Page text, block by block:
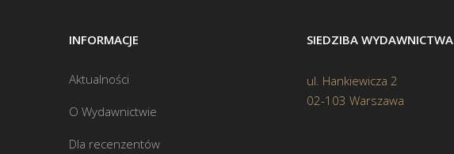
INFORMACJE
Aktualności
O Wydawnictwie
Dla recenzentów
SIEDZIBA WYDAWNICTWA
ul. Hankiewicza 2
02-103 Warszawa